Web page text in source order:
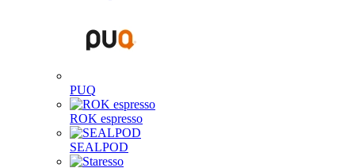
PUQ
ROK espresso
SEALPOD